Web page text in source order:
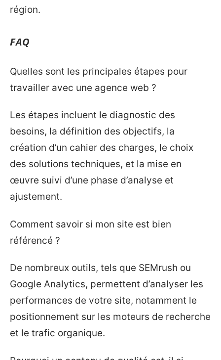
région.
FAQ
Quelles sont les principales étapes pour
travailler avec une agence web ?
Les étapes incluent le diagnostic des
besoins, la définition des objectifs, la
création d’un cahier des charges, le choix
des solutions techniques, et la mise en
œuvre suivi d’une phase d’analyse et
ajustement.
Comment savoir si mon site est bien
référencé ?
De nombreux outils, tels que SEMrush ou
Google Analytics, permettent d’analyser les
performances de votre site, notamment le
positionnement sur les moteurs de recherche
et le trafic organique.